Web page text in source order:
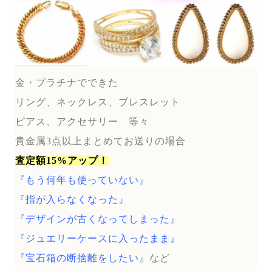
金・プラチナでできた
リング、ネックレス、ブレスレット
ピアス、アクセサリー 等々
貴金属3点以上まとめてお送りの場合
査定額15%アップ！
『もう何年も使っていない』
『指が入らなくなった』
『デザインが古くなってしまった』
『ジュエリーケースに入ったまま』
『宝石箱の断捨離をしたい』 など